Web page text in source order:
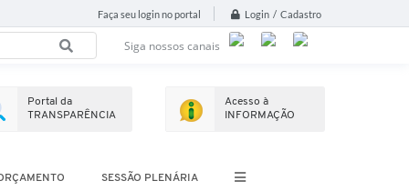
Faça seu login no portal Login / Cadastro
Siga nossos canais
Acesso à
INFORMAÇÃO
Portal da
TRANSPARÊNCIA
SESSÃO PLENÁRIA